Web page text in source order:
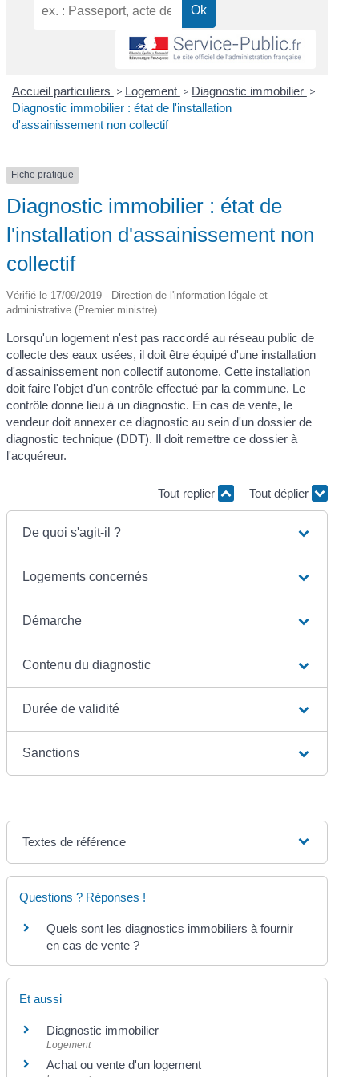
Accueil particuliers > Logement > Diagnostic immobilier >
Diagnostic immobilier : état de l'installation
d'assainissement non collectif
Fiche pratique
Diagnostic immobilier : état de
l'installation d'assainissement non
collectif
Vérifié le 17/09/2019 - Direction de l'information légale et
administrative (Premier ministre)
Lorsqu'un logement n'est pas raccordé au réseau public de
collecte des eaux usées, il doit être équipé d'une installation
d'assainissement non collectif autonome. Cette installation
doit faire l'objet d'un contrôle effectué par la commune. Le
contrôle donne lieu à un diagnostic. En cas de vente, le
vendeur doit annexer ce diagnostic au sein d'un dossier de
diagnostic technique (DDT). Il doit remettre ce dossier à
l'acquéreur.
Tout replier Tout déplier
De quoi s'agit-il ?
Logements concernés
Démarche
Contenu du diagnostic
Durée de validité
Sanctions
Textes de référence
Questions ? Réponses !
Quels sont les diagnostics immobiliers à fournir
en cas de vente ?
Et aussi
Diagnostic immobilier
Logement
Achat ou vente d'un logement